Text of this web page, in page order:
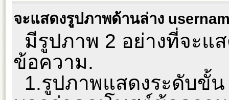
จะแสดงรูปภาพด้านล่าง
มีรูปภาพ 2 อย่างที่จะแ
ข้อความ.
1.รูปภาพแสดงระดับขั้น